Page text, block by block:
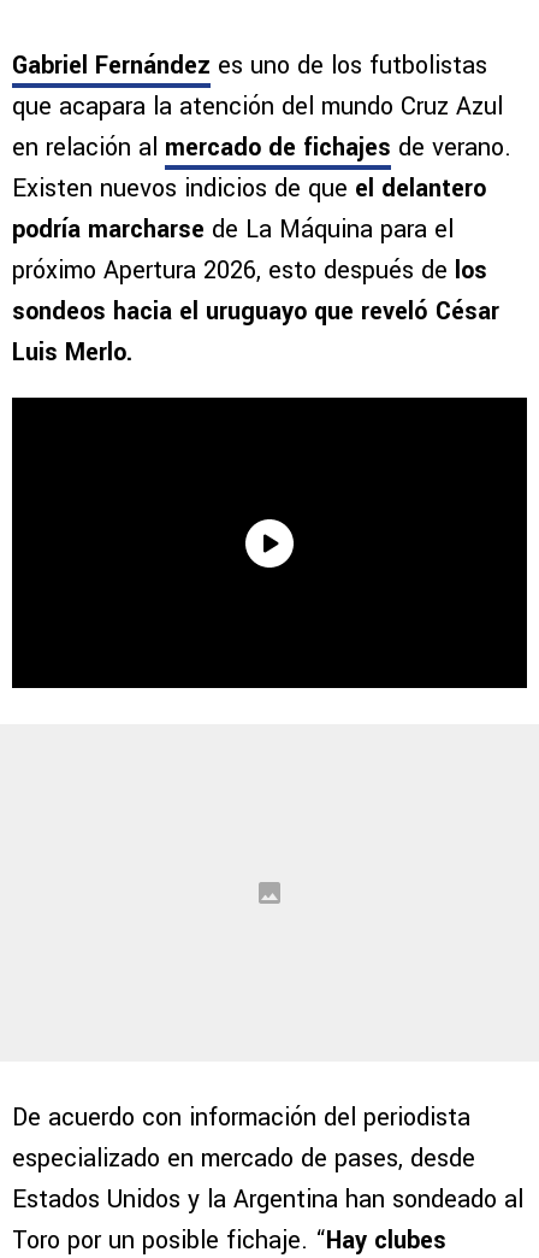
Gabriel Fernández es uno de los futbolistas
que acapara la atención del mundo Cruz Azul
en relación al mercado de fichajes de verano.
Existen nuevos indicios de que el delantero
podría marcharse de La Máquina para el
próximo Apertura 2026, esto después de los
sondeos hacia el uruguayo que reveló César
Luis Merlo.
De acuerdo con información del periodista
especializado en mercado de pases, desde
Estados Unidos y la Argentina han sondeado al
Toro por un posible fichaje. “Hay clubes